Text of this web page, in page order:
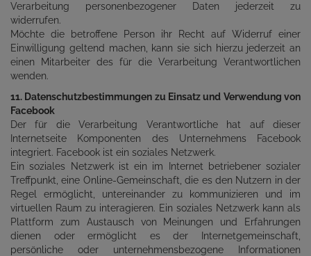
Verarbeitung personenbezogener Daten jederzeit zu
widerrufen.
Möchte die betroffene Person ihr Recht auf Widerruf einer
Einwilligung geltend machen, kann sie sich hierzu jederzeit an
einen Mitarbeiter des für die Verarbeitung Verantwortlichen
wenden.
11. Datenschutzbestimmungen zu Einsatz und Verwendung von
Facebook
Der für die Verarbeitung Verantwortliche hat auf dieser
Internetseite Komponenten des Unternehmens Facebook
integriert. Facebook ist ein soziales Netzwerk.
Ein soziales Netzwerk ist ein im Internet betriebener sozialer
Treffpunkt, eine Online-Gemeinschaft, die es den Nutzern in der
Regel ermöglicht, untereinander zu kommunizieren und im
virtuellen Raum zu interagieren. Ein soziales Netzwerk kann als
Plattform zum Austausch von Meinungen und Erfahrungen
dienen oder ermöglicht es der Internetgemeinschaft,
persönliche oder unternehmensbezogene Informationen